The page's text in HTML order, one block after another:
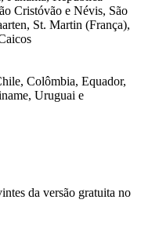
Cristóvão e Névis, São
St. Martin (França),
Colômbia, Equador,
Uruguai e
da versão gratuita no